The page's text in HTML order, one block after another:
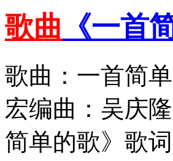
歌曲 《一首
歌曲：一首简
宏编曲：吴庆
简单的歌》歌